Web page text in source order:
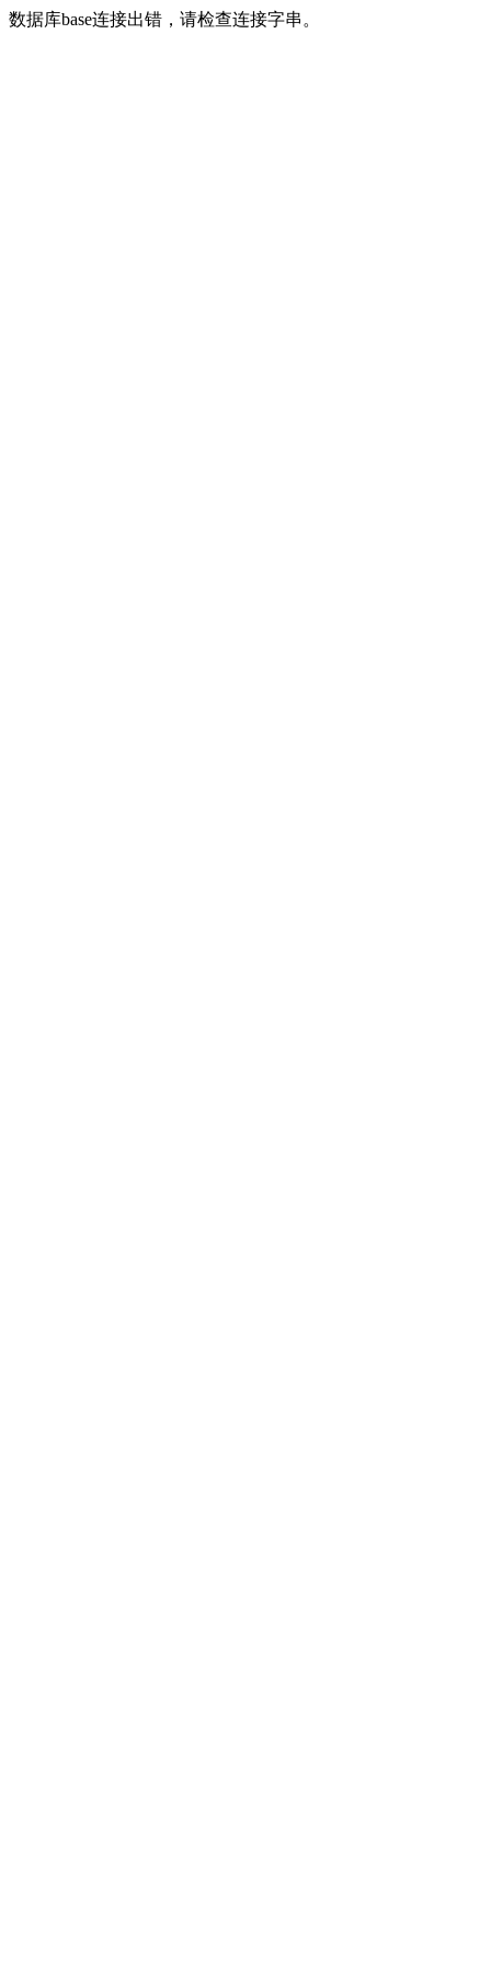
数据库base连接出错，请检查连接字串。